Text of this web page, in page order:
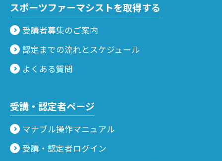
スポーツファーマシストを取得する
受講者募集のご案内
認定までの流れとスケジュール
よくある質問
受講・認定者ページ
マナブル操作マニュアル
受講・認定者ログイン